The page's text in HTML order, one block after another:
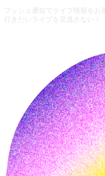
プッシュ通知でライブ情報をお
行きたいライブを見逃さない！